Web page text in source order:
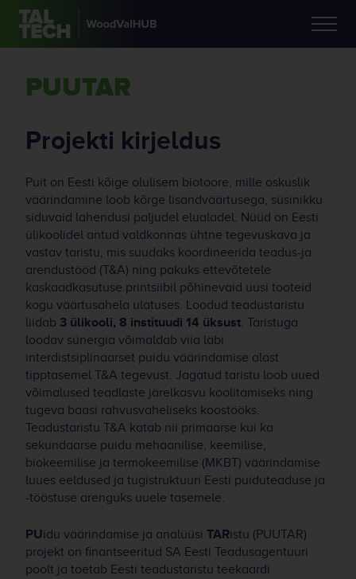
PUUTAR
Projekti kirjeldus
Puit on Eesti kõige olulisem biotoore, mille oskuslik
väärindamine loob kõrge lisandväärtusega, süsinikku
siduvaid lahendusi paljudel elualadel. Nüüd on Eesti
ülikoolidel antud valdkonnas ühtne tegevuskava ja
vastav taristu, mis suudaks koordineerida teadus-ja
arendustööd (T&A) ning pakuks ettevõtetele
kaskaadkasutuse printsiibil põhinevaid uusi tooteid
kogu väärtusahela ulatuses. Loodud teadustaristu
liidab 3 ülikooli, 8 instituudi 14 üksust. Taristuga
loodav sünergia võimaldab viia läbi
interdistsiplinaarset puidu väärindamise alast
tipptasemel T&A tegevust. Jagatud taristu loob uued
võimalused teadlaste järelkasvu koolitamiseks ning
tugeva baasi rahvusvaheliseks koostööks.
Teadustaristu T&A katab nii primaarse kui ka
sekundaarse puidu mehaanilise, keemilise,
biokeemilise ja termokeemilise (MKBT) väärindamise
luues eeldused ja tugistruktuuri Eesti puiduteaduse ja
-tööstuse arenguks uuele tasemele.
PUidu väärindamise ja analüüsi TARistu (PUUTAR)
projekt on finantseeritud SA Eesti Teadusagentuuri
poolt ja toetab Eesti teadustaristu teekaardi